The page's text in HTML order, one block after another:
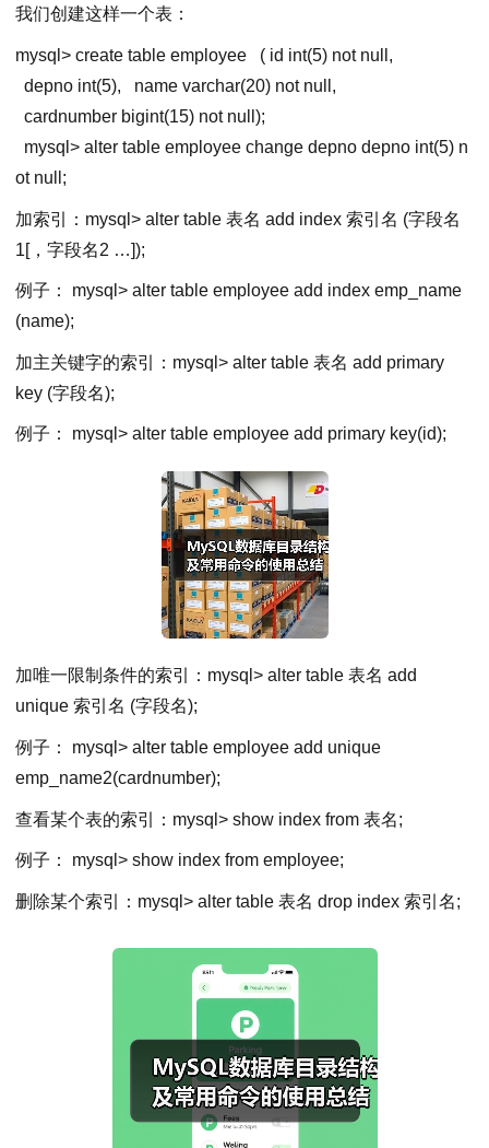
我们创建这样一个表：
mysql > create table employee
( id int(5) not null,
depno int(5),
name varchar(20) not null,
cardnumber bigint(15) not null);
mysql > alter table employee change depno depno int(5) n
ot null;
加索引：mysql> alter table 表名 add index 索引名 (字段名
1[，字段名2 …]);
例子： mysql> alter table employee add index emp_name
(name);
加主关键字的索引：mysql> alter table 表名 add primary
key (字段名);
例子： mysql> alter table employee add primary key(id);
加唯一限制条件的索引：mysql> alter table 表名 add
unique 索引名 (字段名);
例子： mysql> alter table employee add unique
emp_name2(cardnumber);
查看某个表的索引：mysql> show index from 表名;
例子： mysql> show index from employee;
删除某个索引：mysql> alter table 表名 drop index 索引名;